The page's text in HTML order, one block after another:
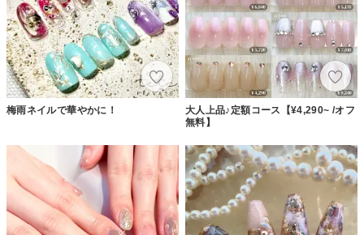
梅雨ネイルで華やかに！
大人上品♪定額コース【¥4,290~ /オフ
無料】